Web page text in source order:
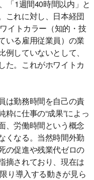
「1週間40時間以内」と
これに対し、日本経団
イトカラー（知的・技
いる雇用従業員）の業
していないとして、
た。これがホワイトカ
は勤務時間を自己の責
に仕事の“成果”によっ
、労働時間という概念
くなる。当然時間外勤
の促進や残業代ゼロの
摘されており、現在は
り導入する動きが見ら